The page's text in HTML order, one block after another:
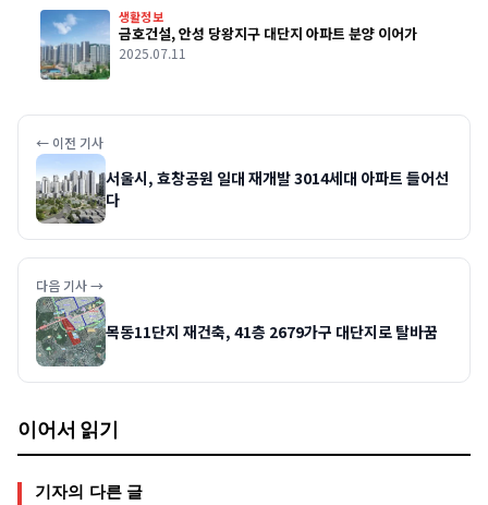
생활정보
금호건설, 안성 당왕지구 대단지 아파트 분양 이어가
2025.07.11
← 이전 기사
서울시, 효창공원 일대 재개발 3014세대 아파트 들어선
다
다음 기사 →
목동11단지 재건축, 41층 2679가구 대단지로 탈바꿈
이어서 읽기
기자의 다른 글